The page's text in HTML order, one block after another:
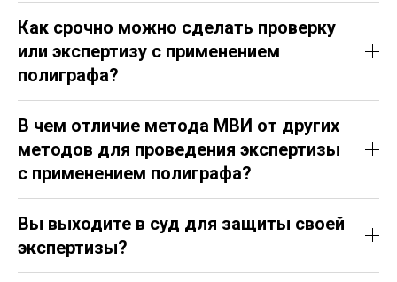
Как срочно можно сделать проверку
или экспертизу с применением
полиграфа?
В чем отличие метода МВИ от других
методов для проведения экспертизы
с применением полиграфа?
Вы выходите в суд для защиты своей
экспертизы?